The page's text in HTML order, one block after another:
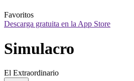
Favoritos
Descarga gratuita en la App Store
Simulacro
El Extraordinario